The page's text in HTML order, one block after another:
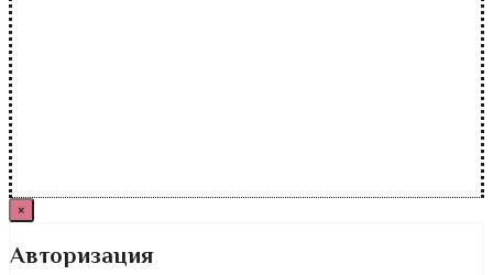
×
Авторизация